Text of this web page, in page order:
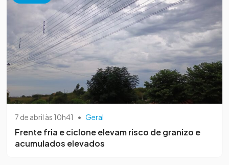
7 de abril às 10h41 • Geral
Frente fria e ciclone elevam risco de granizo e
acumulados elevados